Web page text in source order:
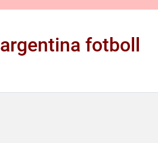
argentina fotboll